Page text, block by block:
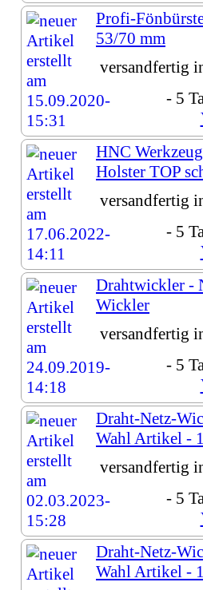
Profi-
53/70 mm
versandfertig
- 5
HNC
Holster TOP
versandfertig
- 5
Drahtwickler -
Wickler
versandfertig
- 5
Draht-Netz-
Wahl Artikel -
versandfertig
- 5
Draht-Netz-
Wahl Artikel -